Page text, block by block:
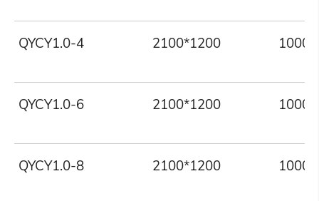
QYCY1.0-4 2100*1200 1000
QYCY1.0-6 2100*1200 1000
QYCY1.0-8 2100*1200 1000